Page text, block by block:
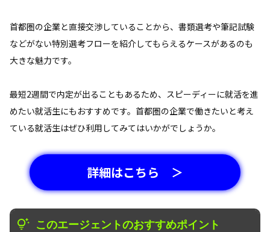
首都圏の企業と直接交渉していることから、書類選考や筆記試験
などがない特別選考フローを紹介してもらえるケースがあるのも
大きな魅力です。
最短2週間で内定が出ることもあるため、スピーディーに就活を進
めたい就活生にもおすすめです。首都圏の企業で働きたいと考え
ている就活生はぜひ利用してみてはいかがでしょうか。
詳細はこちら ＞
このエージェントのおすすめポイント